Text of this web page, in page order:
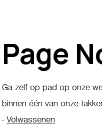
Page
Ga zelf op pad op onze
binnen één van onze
- Volwassenen